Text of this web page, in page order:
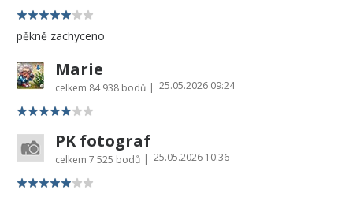
pěkně zachyceno
Marie
celkem 84 938 bodů 25.05.2026 09:24
PK fotograf
celkem 7 525 bodů 25.05.2026 10:36